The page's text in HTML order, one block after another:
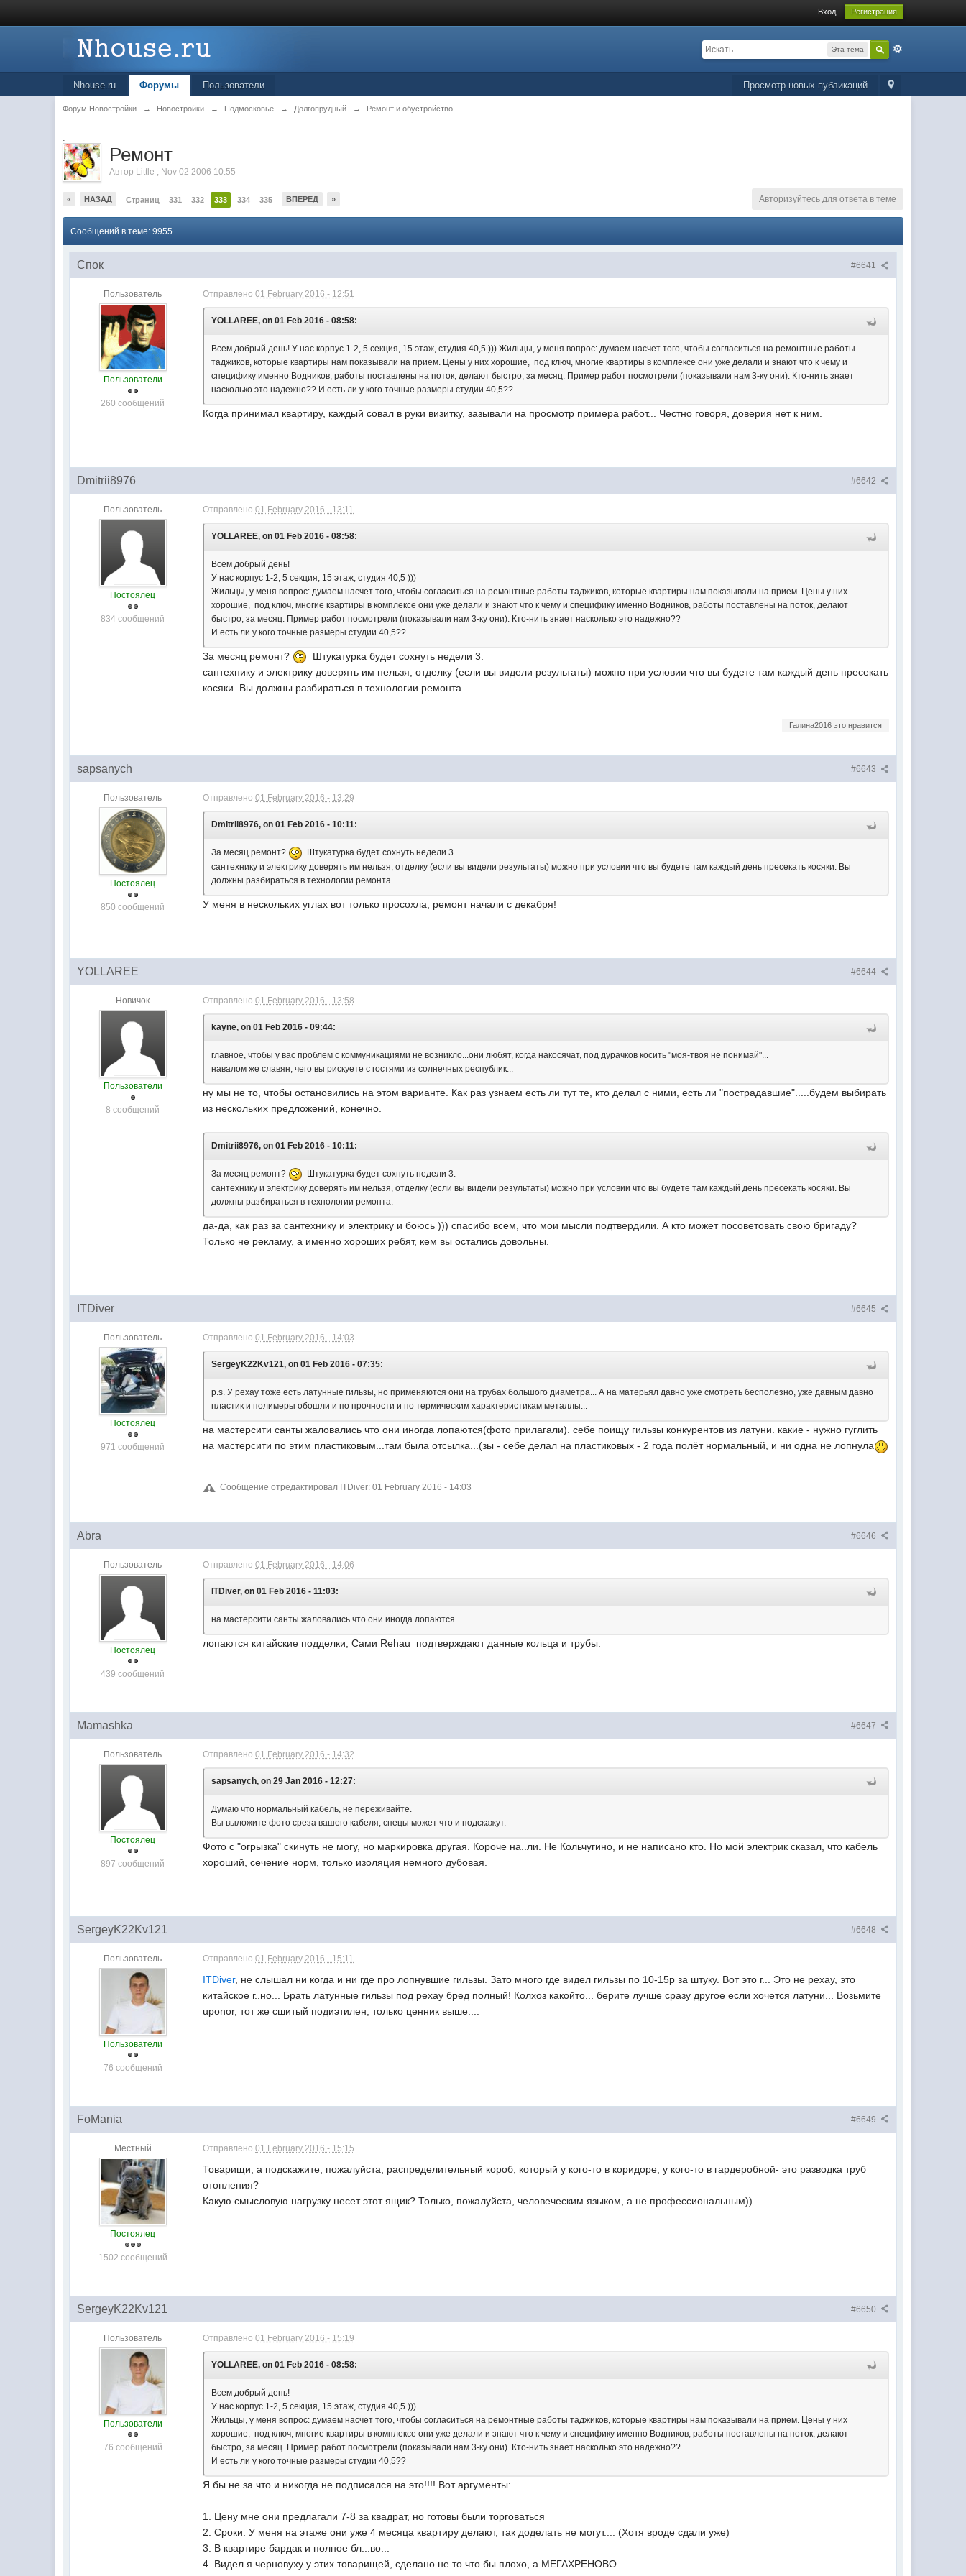
Вход Регистрация
Эта тема
Просмотр новых публикаций
Nhouse.ru Форумы Пользователи
Форум Новостройки → Новостройки → Подмосковье → Долгопрудный → Ремонт и обустройство
.
Ремонт
Автор Little , Nov 02 2006 10:55
« НАЗАД Страниц 331 332 333 334 335 ВПЕРЕД » Авторизуйтесь для ответа в теме
Сообщений в теме: 9955
#6641
Спок
Пользователь
Пользователи
260 сообщений
Отправлено01 February 2016 - 12:51
YOLLAREE, on 01 Feb 2016 - 08:58:
Всем добрый день! У нас корпус 1-2, 5 секция, 15 этаж, студия 40,5 ))) Жильцы, у меня вопрос: думаем насчет того, чтобы согласиться на ремонтные работы
таджиков, которые квартиры нам показывали на прием. Цены у них хорошие, под ключ, многие квартиры в комплексе они уже делали и знают что к чему и
специфику именно Водников, работы поставлены на поток, делают быстро, за месяц. Пример работ посмотрели (показывали нам 3-ку они). Кто-нить знает
насколько это надежно?? И есть ли у кого точные размеры студии 40,5??
Когда принимал квартиру, каждый совал в руки визитку, зазывали на просмотр примера работ... Честно говоря, доверия нет к ним.
#6642
Dmitrii8976
Пользователь
Постоялец
834 сообщений
Отправлено01 February 2016 - 13:11
YOLLAREE, on 01 Feb 2016 - 08:58:
Всем добрый день!
У нас корпус 1-2, 5 секция, 15 этаж, студия 40,5 )))
Жильцы, у меня вопрос: думаем насчет того, чтобы согласиться на ремонтные работы таджиков, которые квартиры нам показывали на прием. Цены у них
хорошие, под ключ, многие квартиры в комплексе они уже делали и знают что к чему и специфику именно Водников, работы поставлены на поток, делают
быстро, за месяц. Пример работ посмотрели (показывали нам 3-ку они). Кто-нить знает насколько это надежно??
И есть ли у кого точные размеры студии 40,5??
За месяц ремонт?
Штукатурка будет сохнуть недели 3.
сантехнику и электрику доверять им нельзя, отделку (если вы видели результаты) можно при условии что вы будете там каждый день пресекать
косяки. Вы должны разбираться в технологии ремонта.
Галина2016 это нравится
#6643
sapsanych
Пользователь
Постоялец
850 сообщений
Отправлено01 February 2016 - 13:29
Dmitrii8976, on 01 Feb 2016 - 10:11:
За месяц ремонт?
Штукатурка будет сохнуть недели 3.
сантехнику и электрику доверять им нельзя, отделку (если вы видели результаты) можно при условии что вы будете там каждый день пресекать косяки. Вы
должны разбираться в технологии ремонта.
У меня в нескольких углах вот только просохла, ремонт начали с декабря!
#6644
YOLLAREE
Новичок
Пользователи
8 сообщений
Отправлено01 February 2016 - 13:58
kayne, on 01 Feb 2016 - 09:44:
главное, чтобы у вас проблем с коммуникациями не возникло...они любят, когда накосячат, под дурачков косить "моя-твоя не понимай"...
навалом же славян, чего вы рискуете с гостями из солнечных республик...
ну мы не то, чтобы остановились на этом варианте. Как раз узнаем есть ли тут те, кто делал с ними, есть ли "пострадавшие".....будем выбирать
из нескольких предложений, конечно.
Dmitrii8976, on 01 Feb 2016 - 10:11:
За месяц ремонт?
Штукатурка будет сохнуть недели 3.
сантехнику и электрику доверять им нельзя, отделку (если вы видели результаты) можно при условии что вы будете там каждый день пресекать косяки. Вы
должны разбираться в технологии ремонта.
да-да, как раз за сантехнику и электрику и боюсь ))) спасибо всем, что мои мысли подтвердили. А кто может посоветовать свою бригаду?
Только не рекламу, а именно хороших ребят, кем вы остались довольны.
#6645
ITDiver
Пользователь
Постоялец
971 сообщений
Отправлено01 February 2016 - 14:03
SergeyK22Kv121, on 01 Feb 2016 - 07:35:
p.s. У рехау тоже есть латунные гильзы, но применяются они на трубах большого диаметра... А на матерьял давно уже смотреть бесполезно, уже давным давно
пластик и полимеры обошли и по прочности и по термическим характеристикам металлы...
на мастерсити санты жаловались что они иногда лопаются(фото прилагали). себе поищу гильзы конкурентов из латуни. какие - нужно гуглить
на мастерсити по этим пластиковым...там была отсылка...(зы - себе делал на пластиковых - 2 года полёт нормальный, и ни одна не лопнула
Сообщение отредактировал ITDiver: 01 February 2016 - 14:03
#6646
Abra
Пользователь
Постоялец
439 сообщений
Отправлено01 February 2016 - 14:06
ITDiver, on 01 Feb 2016 - 11:03:
на мастерсити санты жаловались что они иногда лопаются
лопаются китайские подделки, Сами Rehau подтверждают данные кольца и трубы.
#6647
Mamashka
Пользователь
Постоялец
897 сообщений
Отправлено01 February 2016 - 14:32
sapsanych, on 29 Jan 2016 - 12:27:
Думаю что нормальный кабель, не переживайте.
Вы выложите фото среза вашего кабеля, спецы может что и подскажут.
Фото с "огрызка" скинуть не могу, но маркировка другая. Короче на..ли. Не Кольчугино, и не написано кто. Но мой электрик сказал, что кабель
хороший, сечение норм, только изоляция немного дубовая.
#6648
SergeyK22Kv121
Пользователь
Пользователи
76 сообщений
Отправлено01 February 2016 - 15:11
ITDiver, не слышал ни когда и ни где про лопнувшие гильзы. Зато много где видел гильзы по 10-15р за штуку. Вот это г... Это не рехау, это
китайское г..но... Брать латунные гильзы под рехау бред полный! Колхоз какойто... берите лучше сразу другое если хочется латуни... Возьмите
uponor, тот же сшитый подиэтилен, только ценник выше....
#6649
FoMania
Местный
Постоялец
1502 сообщений
Отправлено01 February 2016 - 15:15
Товарищи, а подскажите, пожалуйста, распределительный короб, который у кого-то в коридоре, у кого-то в гардеробной- это разводка труб
отопления?
Какую смысловую нагрузку несет этот ящик? Только, пожалуйста, человеческим языком, а не профессиональным))
#6650
SergeyK22Kv121
Пользователь
Пользователи
76 сообщений
Отправлено01 February 2016 - 15:19
YOLLAREE, on 01 Feb 2016 - 08:58:
Всем добрый день!
У нас корпус 1-2, 5 секция, 15 этаж, студия 40,5 )))
Жильцы, у меня вопрос: думаем насчет того, чтобы согласиться на ремонтные работы таджиков, которые квартиры нам показывали на прием. Цены у них
хорошие, под ключ, многие квартиры в комплексе они уже делали и знают что к чему и специфику именно Водников, работы поставлены на поток, делают
быстро, за месяц. Пример работ посмотрели (показывали нам 3-ку они). Кто-нить знает насколько это надежно??
И есть ли у кого точные размеры студии 40,5??
Я бы не за что и никогда не подписался на это!!!! Вот аргументы:
1. Цену мне они предлагали 7-8 за квадрат, но готовы были торговаться
2. Сроки: У меня на этаже они уже 4 месяца квартиру делают, так доделать не могут.... (Хотя вроде сдали уже)
3. В квартире бардак и полное бл...во...
4. Видел я черновуху у этих товарищей, сделано не то что бы плохо, а МЕГАХРЕНОВО...